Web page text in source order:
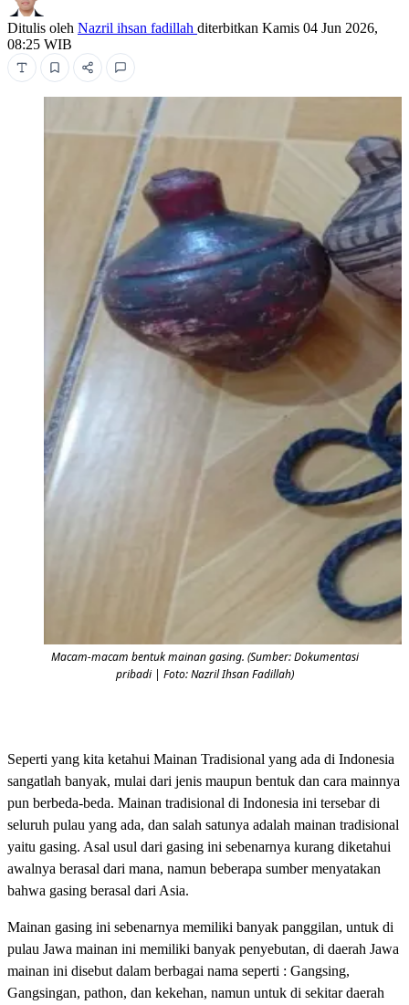
Ditulis oleh Nazril ihsan fadillah diterbitkan Kamis 04 Jun 2026,
08:25 WIB
Macam-macam bentuk mainan gasing. (Sumber: Dokumentasi
pribadi | Foto: Nazril Ihsan Fadillah)
Seperti yang kita ketahui Mainan Tradisional yang ada di Indonesia
sangatlah banyak, mulai dari jenis maupun bentuk dan cara mainnya
pun berbeda-beda. Mainan tradisional di Indonesia ini tersebar di
seluruh pulau yang ada, dan salah satunya adalah mainan tradisional
yaitu gasing. Asal usul dari gasing ini sebenarnya kurang diketahui
awalnya berasal dari mana, namun beberapa sumber menyatakan
bahwa gasing berasal dari Asia.
Mainan gasing ini sebenarnya memiliki banyak panggilan, untuk di
pulau Jawa mainan ini memiliki banyak penyebutan, di daerah Jawa
mainan ini disebut dalam berbagai nama seperti : Gangsing,
Gangsingan, pathon, dan kekehan, namun untuk di sekitar daerah